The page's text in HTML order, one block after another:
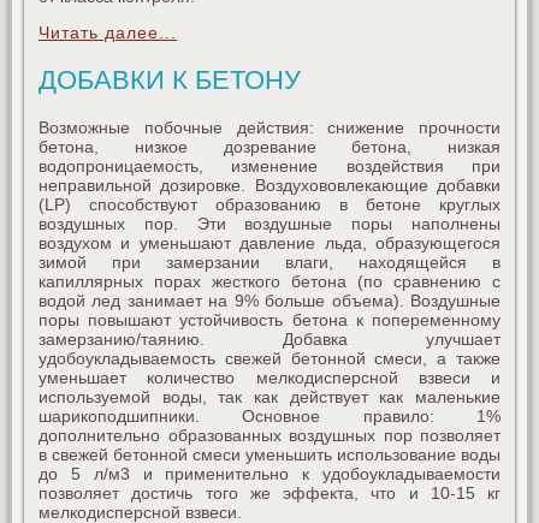
Читать далее...
ДОБАВКИ К БЕТОНУ
Возможные побочные действия: снижение прочности
бетона, низкое дозревание бетона, низкая
водопроницаемость, изменение воздействия при
неправильной дозировке. Воздухововлекающие добавки
(LP) способствуют образованию в бетоне круглых
воздушных пор. Эти воздушные поры наполнены
воздухом и уменьшают давление льда, образующегося
зимой при замерзании влаги, находящейся в
капиллярных порах жесткого бетона (по сравнению с
водой лед занимает на 9% больше объема). Воздушные
поры повышают устойчивость бетона к попеременному
замерзанию/таянию. Добавка улучшает
удобоукладываемость свежей бетонной смеси, а также
уменьшает количество мелкодисперсной взвеси и
используемой воды, так как действует как маленькие
шарикоподшипники. Основное правило: 1%
дополнительно образованных воздушных пор позволяет
в свежей бетонной смеси уменьшить использование воды
до 5 л/м3 и применительно к удобоукладываемости
позволяет достичь того же эффекта, что и 10-15 кг
мелкодисперсной взвеси.